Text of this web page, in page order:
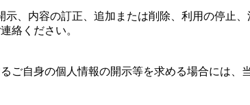
、内容の訂正、追加または削除、利用の停止
絡ください。
自身の個人情報の開示等を求める場合には、